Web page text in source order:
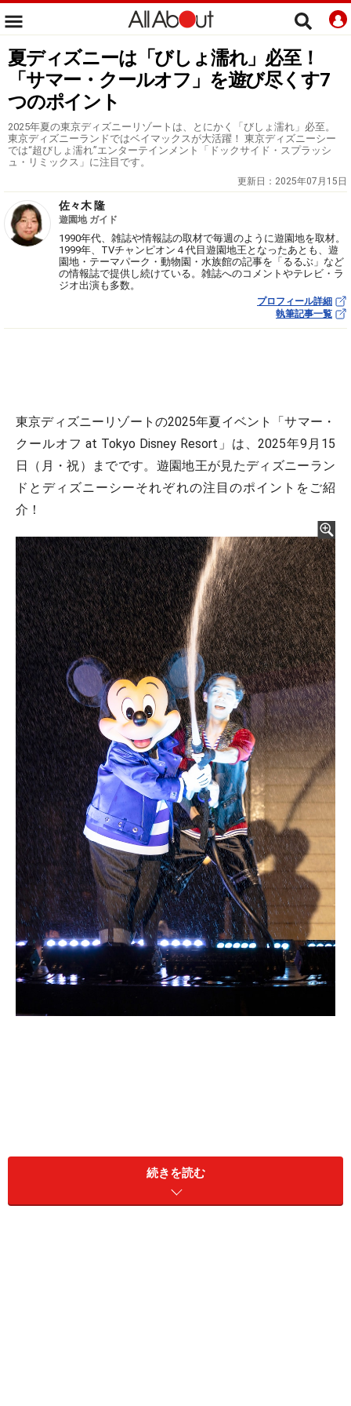
夏ディズニーは「びしょ濡れ」必至！
「サマー・クールオフ」を遊び尽くす7
つのポイント
2025年夏の東京ディズニーリゾートは、とにかく「びしょ濡れ」必至。
東京ディズニーランドではベイマックスが大活躍！ 東京ディズニーシー
では“超びしょ濡れ”エンターテインメント「ドックサイド・スプラッシ
ュ・リミックス」に注目です。
更新日： 2025年07月15日
佐々木 隆
遊園地 ガイド
1990年代、雑誌や情報誌の取材で毎週のように遊園地を取材。
1999年、TVチャンピオン４代目遊園地王となったあとも、遊
園地・テーマパーク・動物園・水族館の記事を「るるぶ」など
の情報誌で提供し続けている。雑誌へのコメントやテレビ・ラ
ジオ出演も多数。
プロフィール詳細
執筆記事一覧
東京ディズニーリゾートの2025年夏イベント「サマー・
クールオフ at Tokyo Disney Resort」は、2025年9月15
日（月・祝）までです。遊園地王が見たディズニーラン
ドとディズニーシーそれぞれの注目のポイントをご紹
介！
続きを読む